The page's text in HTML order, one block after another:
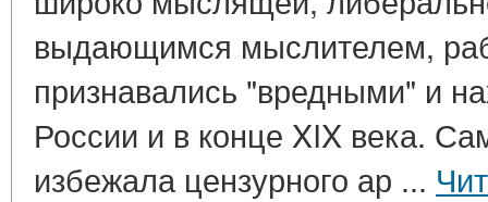
выдающимся мыслителем,
признавались "вредными" и
России и в конце XIX века.
избежала цензурного ар ...